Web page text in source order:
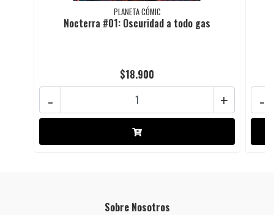
PLANETA CÓMIC
Nocterra #01: Oscuridad a todo gas
$18.900
+
- -
Sobre Nosotros